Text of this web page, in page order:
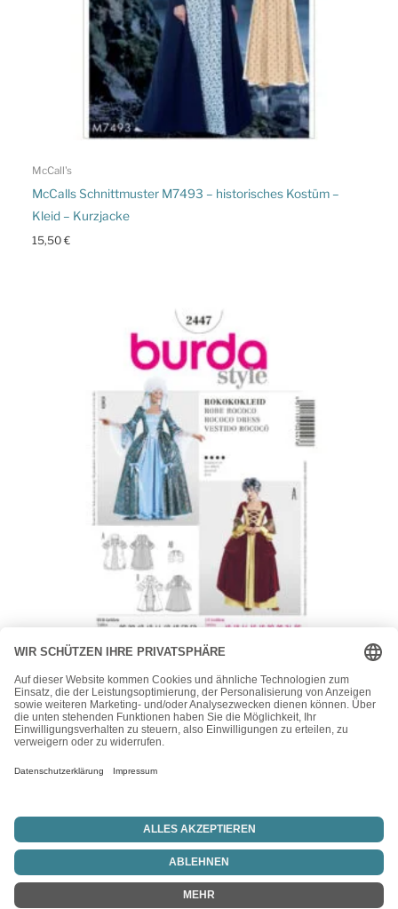
McCall's
McCalls Schnittmuster M7493 – historisches Kostüm –
Kleid – Kurzjacke
15,50€
Burda
Burda Style Schnittmuster Nr. 2447 – Fasching –
Rokokokleid
19,90€
Vertrag widerrufen